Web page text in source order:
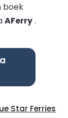
boek
AFerry.
Star Ferries